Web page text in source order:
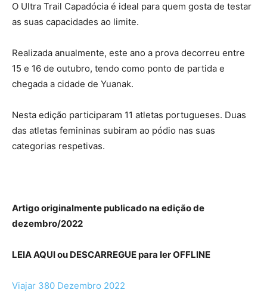
O Ultra Trail Capadócia é ideal para quem gosta de testar
as suas capacidades ao limite.
Realizada anualmente, este ano a prova decorreu entre
15 e 16 de outubro, tendo como ponto de partida e
chegada a cidade de Yuanak.
Nesta edição participaram 11 atletas portugueses. Duas
das atletas femininas subiram ao pódio nas suas
categorias respetivas.
Artigo originalmente publicado na edição de
dezembro/2022
LEIA AQUI ou DESCARREGUE para ler OFFLINE
Viajar 380 Dezembro 2022